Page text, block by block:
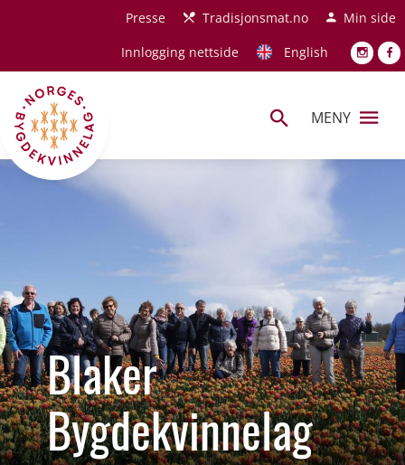
Hopp til hovedinnholdPresse Tradisjonsmat.no
Min side
Innlogging nettside
English
MENY
Blaker
Bygdekvinnelag